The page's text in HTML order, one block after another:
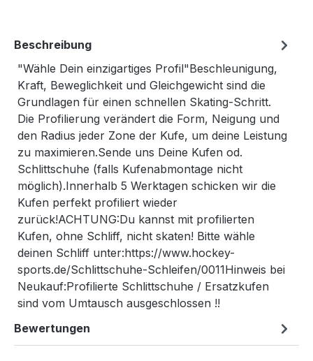
Beschreibung
"Wähle Dein einzigartiges Profil"Beschleunigung,
Kraft, Beweglichkeit und Gleichgewicht sind die
Grundlagen für einen schnellen Skating-Schritt.
Die Profilierung verändert die Form, Neigung und
den Radius jeder Zone der Kufe, um deine Leistung
zu maximieren.Sende uns Deine Kufen od.
Schlittschuhe (falls Kufenabmontage nicht
möglich).Innerhalb 5 Werktagen schicken wir die
Kufen perfekt profiliert wieder
zurück!ACHTUNG:Du kannst mit profilierten
Kufen, ohne Schliff, nicht skaten! Bitte wähle
deinen Schliff unter:https://www.hockey-
sports.de/Schlittschuhe-Schleifen/0011Hinweis bei
Neukauf:Profilierte Schlittschuhe / Ersatzkufen
sind vom Umtausch ausgeschlossen !!
Bewertungen